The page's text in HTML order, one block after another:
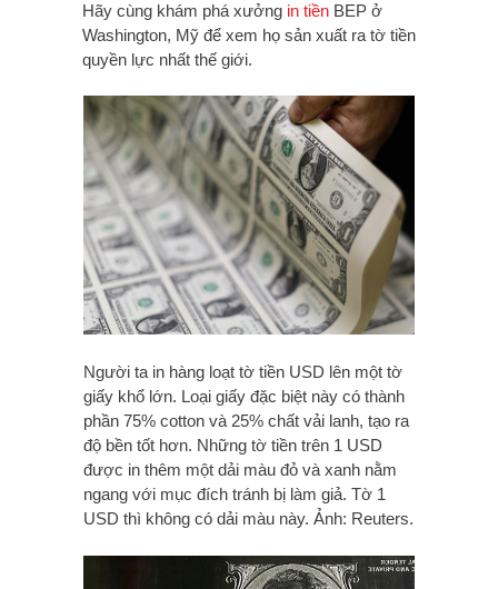
Hãy cùng khám phá xưởng in tiền BEP ở
Washington, Mỹ để xem họ sản xuất ra tờ tiền
quyền lực nhất thế giới.
Người ta in hàng loạt tờ tiền USD lên một tờ
giấy khổ lớn. Loại giấy đặc biệt này có thành
phần 75% cotton và 25% chất vải lanh, tạo ra
độ bền tốt hơn. Những tờ tiền trên 1 USD
được in thêm một dải màu đỏ và xanh nằm
ngang với mục đích tránh bị làm giả. Tờ 1
USD thì không có dải màu này. Ảnh: Reuters.